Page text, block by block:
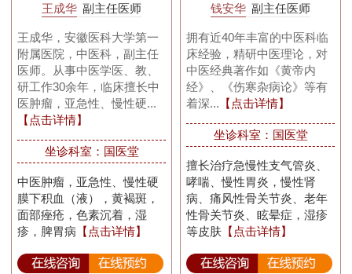
王成华 副主任医师
王成华，安徽医科大学第一
附属医院，中医科，副主任
医师。从事中医学医、教、
研工作30余年，临床擅长中
医肿瘤，亚急性、慢性硬...
【点击详情】
坐诊科室：国医堂
中医肿瘤，亚急性、慢性硬
膜下积血（液），黄褐斑，
面部痤疮，色素沉着，湿
疹，脾胃病 【点击详情】
钱安华 副主任医师
拥有近40年丰富的中医科临
床经验，精研中医理论，对
中医经典著作如《黄帝内
经》、《伤寒杂病论》等有
着深... 【点击详情】
坐诊科室：国医堂
擅长治疗急慢性支气管炎、
哮喘、慢性胃炎，慢性肾
病、痛风性骨关节炎、老年
性骨关节炎、眩晕症，湿疹
等皮肤 【点击详情】